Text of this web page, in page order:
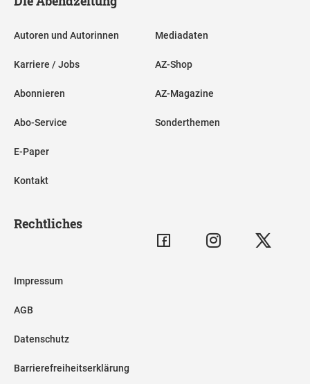
Autoren und Autorinnen
Karriere / Jobs
Abonnieren
Abo-Service
E-Paper
Kontakt
Mediadaten
AZ-Shop
AZ-Magazine
Sonderthemen
Rechtliches
Impressum
AGB
Datenschutz
Barrierefreiheitserklärung